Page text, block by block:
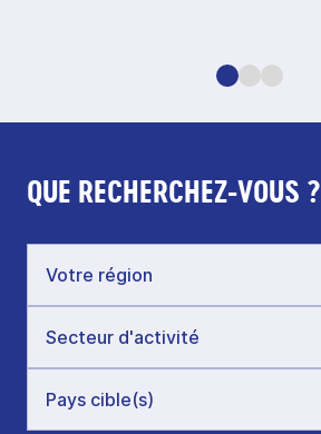
QUE RECHERCHEZ-VOUS ?